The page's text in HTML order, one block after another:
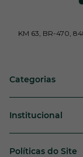
KM 63, BR-470,
Categorias
Institucional
Políticas do Site